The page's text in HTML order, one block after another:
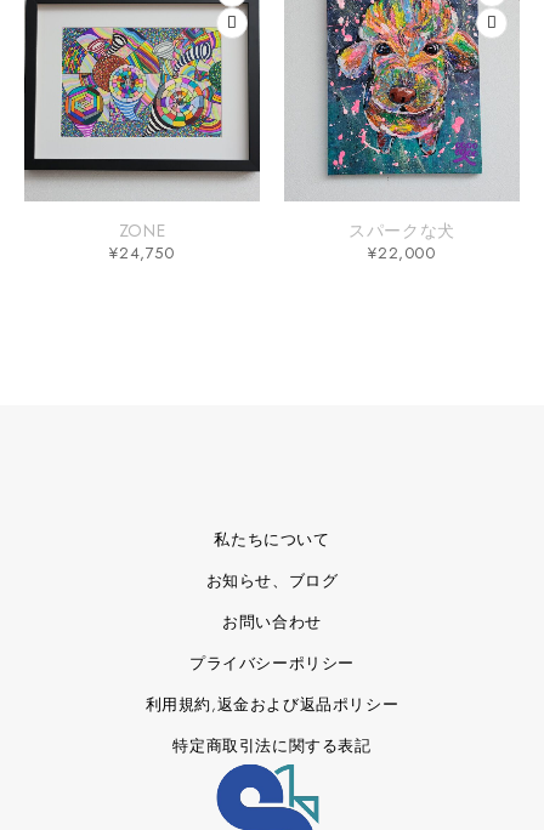
ZONE
¥24,750
スパークな犬
¥22,000
私たちについて
お知らせ、ブログ
お問い合わせ
プライバシーポリシー
利用規約,返金および返品ポリシー
特定商取引法に関する表記